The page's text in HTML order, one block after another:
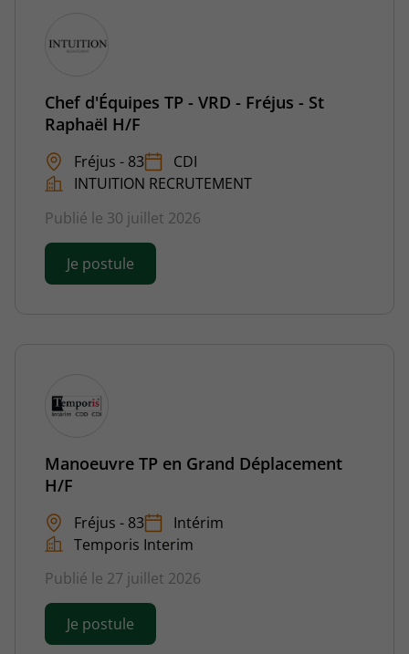
Chef d'Équipes TP - VRD - Fréjus - St
Raphaël H/F
Fréjus - 83
CDI
INTUITION RECRUTEMENT
Publié le 30 juillet 2026
Je postule
Manoeuvre TP en Grand Déplacement
H/F
Fréjus - 83
Intérim
Temporis Interim
Publié le 27 juillet 2026
Je postule